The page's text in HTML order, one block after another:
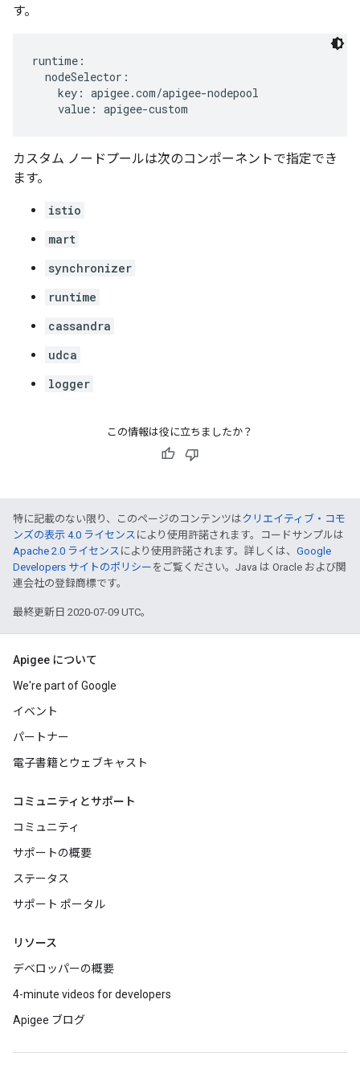
す。
runtime:
  nodeSelector:
    key: apigee.com/apigee-nodepool
    value: apigee-custom
カスタム ノードプールは次のコンポーネントで指定でき
ます。
istio
mart
synchronizer
runtime
cassandra
udca
logger
この情報は役に立ちましたか？
特に記載のない限り、このページのコンテンツはクリエイティブ・コモ
ンズの表示 4.0 ライセンス により使用許諾されます。コードサンプルは
Apache 2.0 ライセンス により使用許諾されます。詳しくは、 Google
Developers サイトのポリシー をご覧ください。Java は Oracle および関
連会社の登録商標です。
最終更新日 2020-07-09 UTC。
Apigee について
We're part of Google
イベント
パートナー
電子書籍とウェブキャスト
コミュニティとサポート
コミュニティ
サポートの概要
ステータス
サポート ポータル
リソース
デベロッパーの概要
4-minute videos for developers
Apigee ブログ